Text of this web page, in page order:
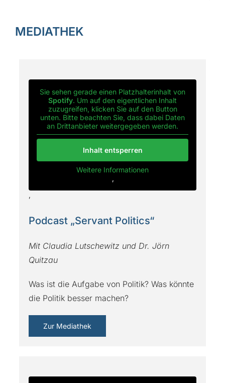
MEDIATHEK
Sie sehen gerade einen Platzhalterinhalt von
Spotify. Um auf den eigentlichen Inhalt
zuzugreifen, klicken Sie auf den Button
unten. Bitte beachten Sie, dass dabei Daten
an Drittanbieter weitergegeben werden.
Inhalt entsperren
Weitere Informationen
‚
‚
Podcast „Servant Politics“
Mit Claudia Lutschewitz und Dr. Jörn
Quitzau
Was ist die Aufgabe von Politik? Was könnte
die Politik besser machen?
Zur Mediathek